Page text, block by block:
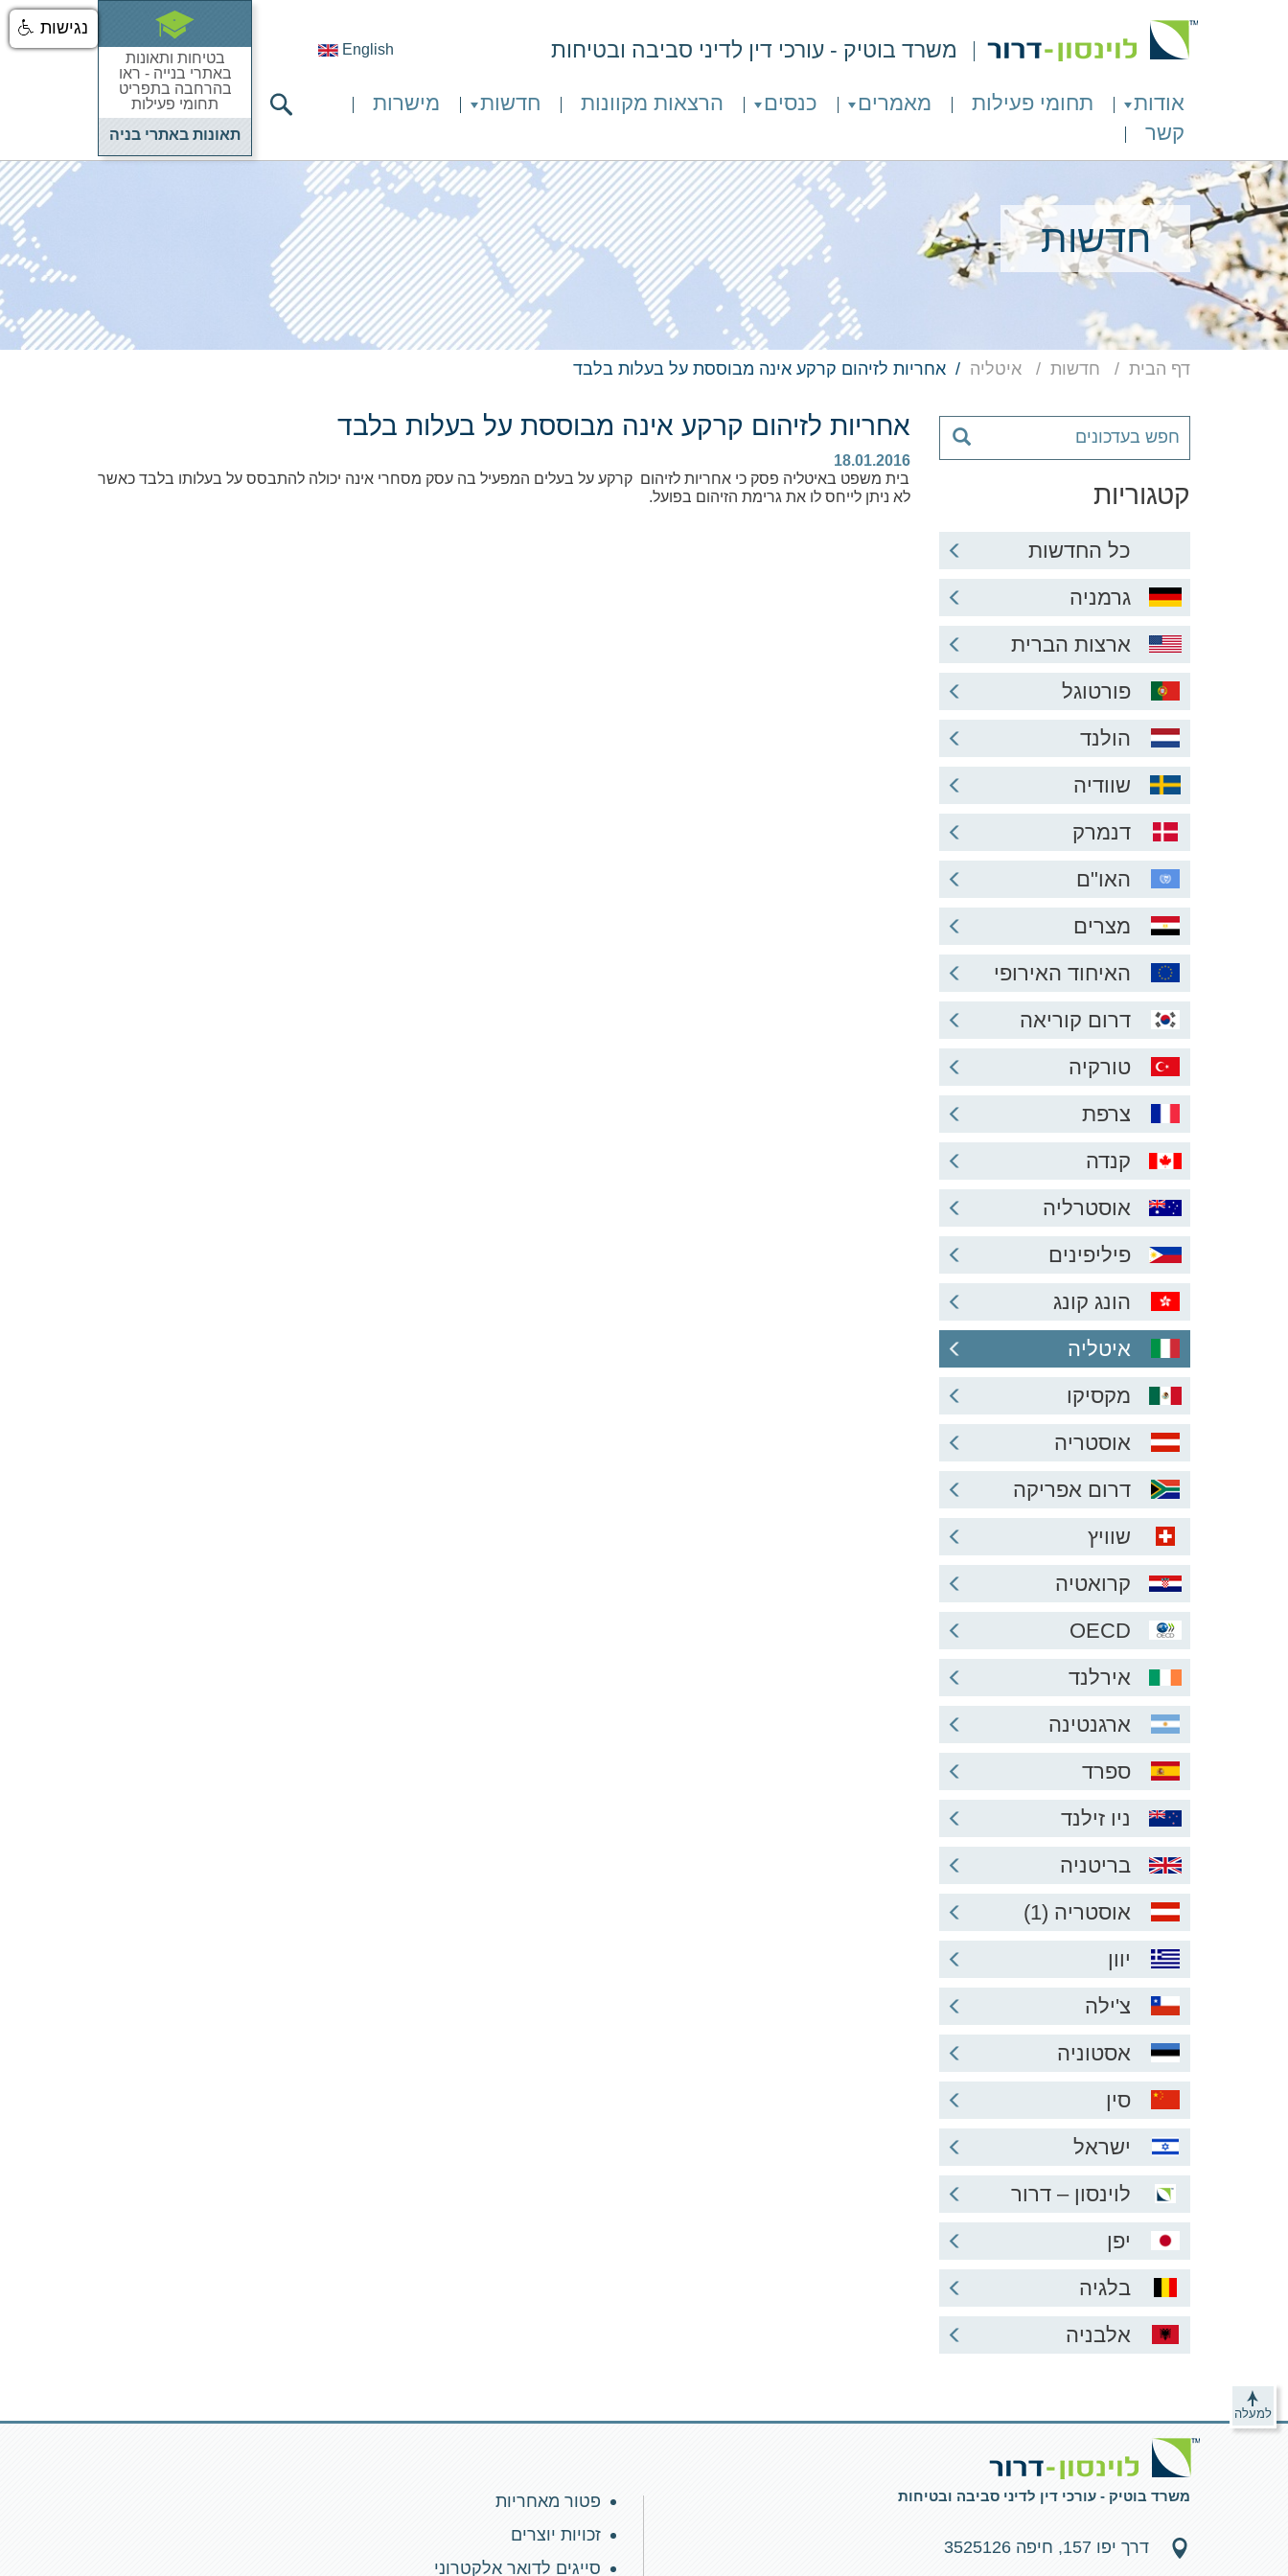
English משרד בוטיק - עורכי דין לדיני סביבה ובטיחות
אודות תחומי פעילות מאמרים כנסים הרצאות מקוונות חדשות
מישרות
קשר
בטיחות ותאונות
באתרי בנייה - ראו
בהרחבה בתפריט
תחומי פעילות
תאונות באתרי בניה
חדשות
דף הבית חדשות איטליה אחריות לזיהום קרקע אינה מבוססת על בעלות בלבד
קטגוריות
כל החדשות
גרמניה
ארצות הברית
פורטוגל
הולנד
שוודיה
דנמרק
האו"ם
מצרים
האיחוד האירופי
דרום קוריאה
טורקיה
צרפת
קנדה
אוסטרליה
פיליפינים
הונג קונג
איטליה
מקסיקו
אוסטריה
דרום אפריקה
שוויץ
קרואטיה
OECD
אירלנד
ארגנטינה
ספרד
ניו זילנד
בריטניה
אוסטריה (1)
יוון
צ'ילה
אסטוניה
סין
ישראל
לוינסון – דרור
יפן
בלגיה
אלבניה
אחריות לזיהום קרקע אינה מבוססת על בעלות בלבד
18.01.2016
בית משפט באיטליה פסק כי אחריות לזיהום קרקע על בעלים המפעיל בה עסק מסחרי אינה יכולה להתבסס על בעלותו בלבד כאשר
לא ניתן לייחס לו את גרימת הזיהום בפועל.
למעלה
משרד בוטיק - עורכי דין לדיני סביבה ובטיחות
דרך יפו 157, חיפה 3525126
פטור מאחריות
זכויות יוצרים
סייגים לדואר אלקטרוני
נגישות